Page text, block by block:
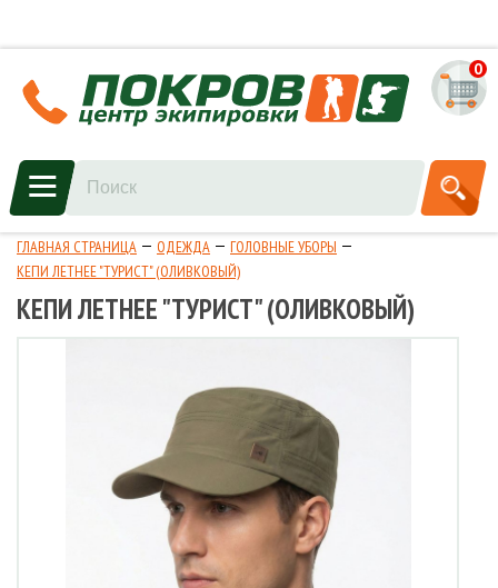
0
ГЛАВНАЯ СТРАНИЦА ОДЕЖДА
ГОЛОВНЫЕ УБОРЫ
КЕПИ ЛЕТНЕЕ "ТУРИСТ" (ОЛИВКОВЫЙ)
КЕПИ ЛЕТНЕЕ "ТУРИСТ" (ОЛИВКОВЫЙ)